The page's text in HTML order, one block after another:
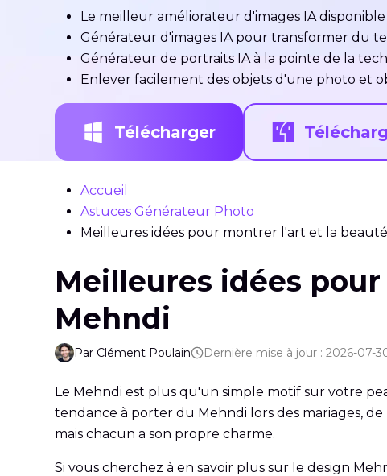
Le meilleur améliorateur d'images IA
Générateur d'images IA pour transformer du
Générateur de portraits IA à la pointe de la
Enlever facilement des objets d'une photo et
Télécharger
Accueil
Astuces Générateur Photo
Meilleures idées pour montrer l'art et la
Meilleures idées
Mehndi
Par Clément Poulain Dernière mise à jour : 2026-07-
Le Mehndi est plus qu'un simple motif sur votre
tendance à porter du Mehndi lors des mariages,
mais chacun a son propre charme.
Si vous cherchez à en savoir plus sur le design